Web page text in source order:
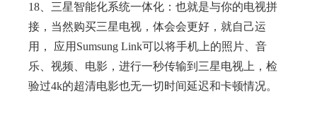
18、三星智能化系统一体化：也就是与你的电视拼
接，当然购买三星电视，体会会更好，就自己运
用， 应用Sumsung Link可以将手机上的照片、音
乐、视频、电影，进行一秒传输到三星电视上，检
验过4k的超清电影也无一切时间延迟和卡顿情况。